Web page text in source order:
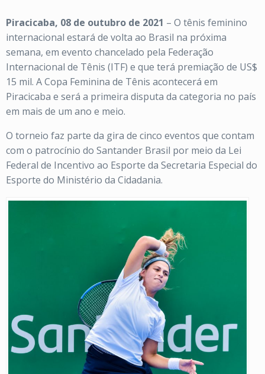
Piracicaba, 08 de outubro de 2021 – O tênis feminino
internacional estará de volta ao Brasil na próxima
semana, em evento chancelado pela Federação
Internacional de Tênis (ITF) e que terá premiação de US$
15 mil. A Copa Feminina de Tênis acontecerá em
Piracicaba e será a primeira disputa da categoria no país
em mais de um ano e meio.
O torneio faz parte da gira de cinco eventos que contam
com o patrocínio do Santander Brasil por meio da Lei
Federal de Incentivo ao Esporte da Secretaria Especial do
Esporte do Ministério da Cidadania.